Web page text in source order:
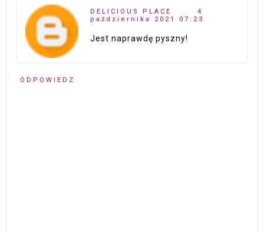
DELICIOUS PLACE
4
października 2021 07:23
Jest naprawdę pyszny!
ODPOWIEDZ